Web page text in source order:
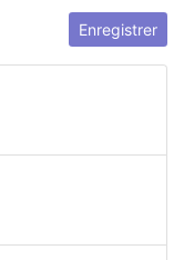
Enregistrer